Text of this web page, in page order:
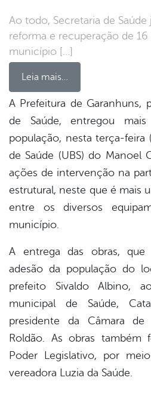
Ao todo, Secretaria de Saúde já promoveu a
reforma e recuperação de
município […]
Leia mais…
A Prefeitura de Garanhuns,
de Saúde, entregou
população, nesta terça-feira
de Saúde (UBS) do Manoel
ações de intervenção na
estrutural, neste que é mais
entre os diversos
município.
A entrega das obras,
adesão da população do
prefeito Sivaldo Albino,
municipal de Saúde,
presidente da Câmara de
Roldão. As obras também
Poder Legislativo, por
vereadora Luzia da Saúde.